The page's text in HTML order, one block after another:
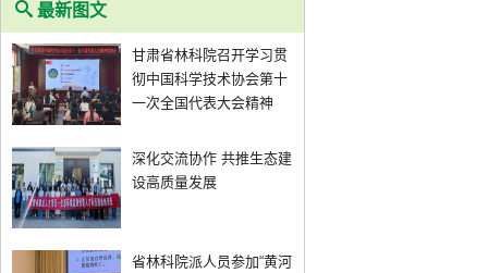
最新图文
甘肃省林科院召开学习贯
彻中国科学技术协会第十
一次全国代表大会精神
深化交流协作 共推生态建
设高质量发展
省林科院派人员参加“黄河